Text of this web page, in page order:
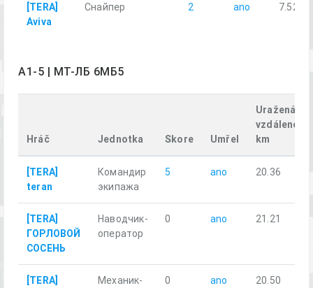
[TERA]
Aviva
Снайпер 2 ano 7.52
A1-5 | МТ-ЛБ 6МБ5
Hráč Jednotka Skore Umřel
Uražená
vzdálenost,
km
[TERA]
teran
Командир
экипажа
5 ano 20.36
[TERA]
ГОРЛОВОЙ
СОСЕНЬ
Наводчик-
оператор
0 ano 21.21
[TERA]
Механик-
0 ano 20.50